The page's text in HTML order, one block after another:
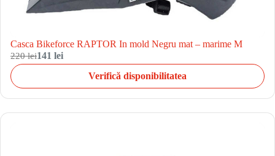
Casca Bikeforce RAPTOR In mold Negru mat – marime M
220 lei141 lei
Verifică disponibilitatea